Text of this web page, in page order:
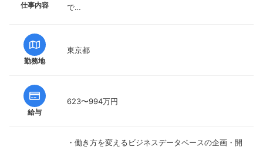
仕事内容
で…
勤務地
東京都
給与
623〜994万円
・働き方を変えるビジネスデータベースの企画・開